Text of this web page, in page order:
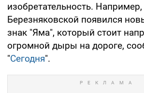
изобретательность.
Березняковской появился
знак "Яма", который стоит
огромной дыры на дороге,
"Сегодня".